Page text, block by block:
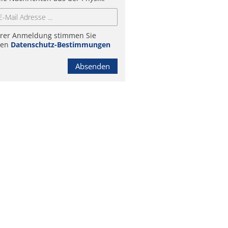
Anmeldung stimmen Sie
Datenschutz-Bestimmungen
Absenden